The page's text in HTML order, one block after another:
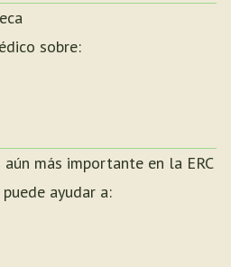
sobre:
más importante en la ERC
ayudar a: